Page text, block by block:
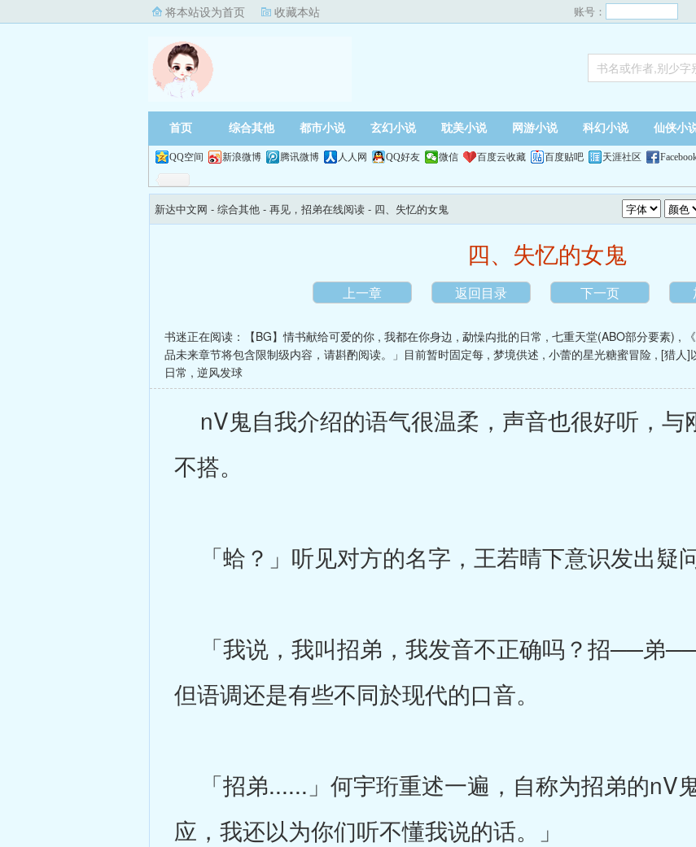
将本站设为首页 收藏本站 账号：
首页 综合其他 都市小说 玄幻小说 耽美小说 网游小说 科幻小说 仙侠小
QQ空间 新浪微博 腾讯微博 人人网 QQ好友 微信 百度云收藏 百度贴吧 天涯社区
新达中文网 - 综合其他 - 再见，招弟在线阅读 - 四、失忆的女鬼
四、失忆的女鬼
上一章 返回目录 下一页
书迷正在阅读： 【BG】情书献给可爱的你 , 我都在你身边 , 勐懆禸批的日常 , 七重天堂(ABO部分要素) ,
品未来章节将包含限制级内容，请斟酌阅读。」目前暂时固定每 , 梦境供述 , 小蕾的星光糖蜜冒险 , [猎人]
日常 , 逆风发球
nV鬼自我介绍的语气很温柔，声音也很好听，与
不搭。
「蛤？」听见对方的名字，王若晴下意识发出疑
「我说，我叫招弟，我发音不正确吗？招──弟──
但语调还是有些不同於现代的口音。
「招弟......」何宇珩重述一遍，自称为招弟的nV
应，我还以为你们听不懂我说的话。」